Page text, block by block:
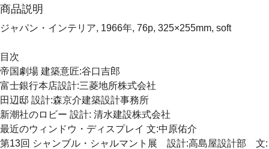
商品説明
ジャパン・インテリア, 1966年, 76p, 325×255mm, soft
目次
帝国劇場 建築意匠:谷口吉郎
富士銀行本店設計:三菱地所株式会社
田辺邸 設計:森京介建築設計事務所
新潮社のロビー 設計: 清水建設株式会社
最近のウィンドウ・ディスプレイ 文:中原佑介
第13回 シャンブル・シャルマント展 設計:高島屋設計部 文: